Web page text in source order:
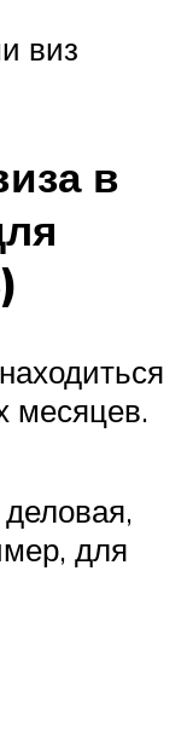
виз
в
месяцев.
для